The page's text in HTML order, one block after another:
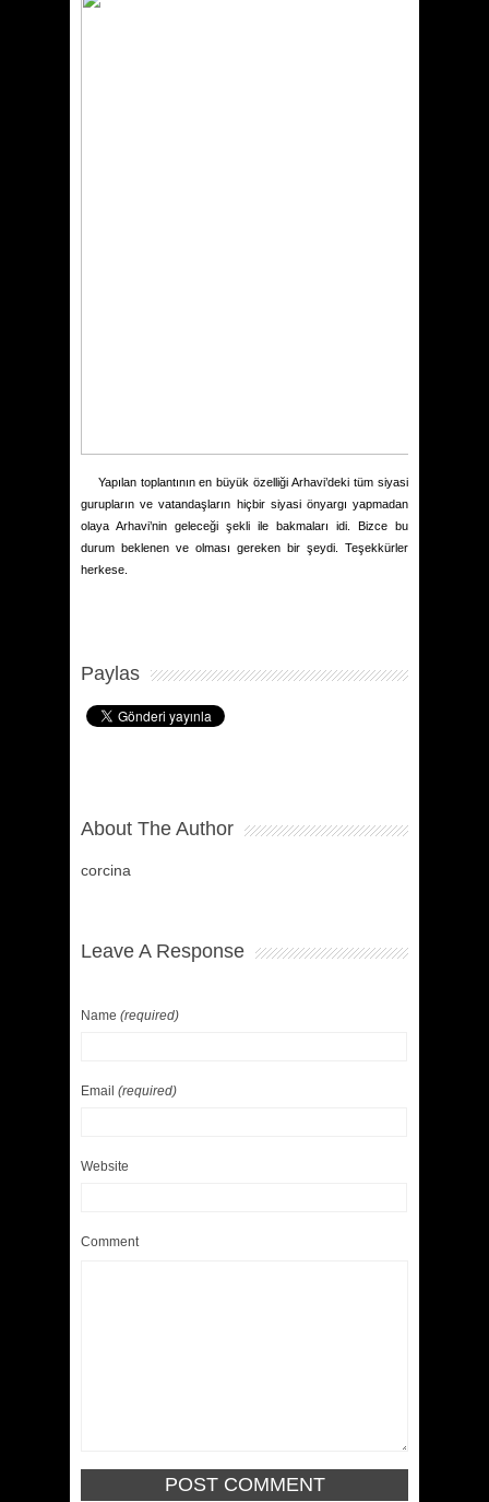
Yapılan toplantının en büyük özelliği Arhavi’deki tüm siyasi
gurupların ve vatandaşların hiçbir siyasi önyargı yapmadan
olaya Arhavi’nin geleceği şekli ile bakmaları idi. Bizce bu
durum beklenen ve olması gereken bir şeydi. Teşekkürler
herkese.
Paylas
About The Author
corcina
Leave A Response
Name (required)
Email (required)
Website
Comment